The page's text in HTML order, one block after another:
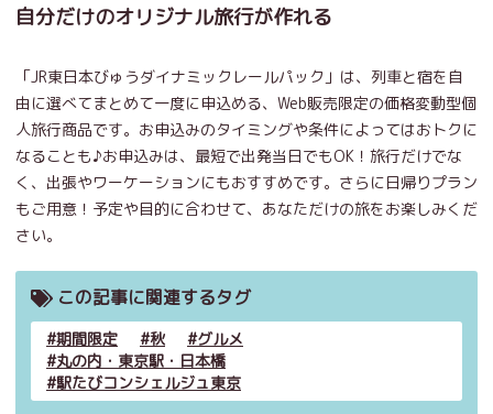
自分だけのオリジナル旅行が作れる
「JR東日本びゅうダイナミックレールパック」は、列車と宿を自
由に選べてまとめて一度に申込める、Web販売限定の価格変動型個
人旅行商品です。お申込みのタイミングや条件によってはおトクに
なることも♪お申込みは、最短で出発当日でもOK！旅行だけでな
く、出張やワーケーションにもおすすめです。さらに日帰りプラン
もご用意！予定や目的に合わせて、あなただけの旅をお楽しみくだ
さい。
この記事に関連するタグ
期間限定 秋
グルメ
丸の内・東京駅・日本橋
駅たびコンシェルジュ東京